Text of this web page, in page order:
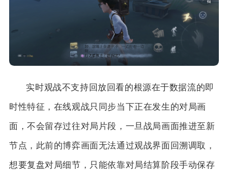
实时观战不支持回放回看的根源在于数据流的即
时性特征，在线观战只同步当下正在发生的对局画
面，不会留存过往对局片段，一旦战局画面推进至新
节点，此前的博弈画面无法通过观战界面回溯调取，
想要复盘对局细节，只能依靠对局结算阶段手动保存